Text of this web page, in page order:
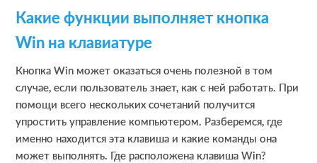
Какие функции выполняет кнопка
Win на клавиатуре
Кнопка Win может оказаться очень полезной в том
случае, если пользователь знает, как с ней работать. При
помощи всего нескольких сочетаний получится
упростить управление компьютером. Разберемся, где
именно находится эта клавиша и какие команды она
может выполнять. Где расположена клавиша Win?